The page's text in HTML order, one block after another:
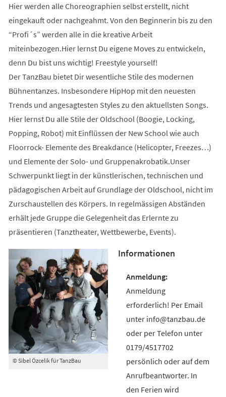
Hier werden alle Choreographien selbst erstellt, nicht
eingekauft oder nachgeahmt. Von den Beginnerin bis zu den
“Profi´s” werden alle in die kreative Arbeit
miteinbezogen.Hier lernst Du eigene Moves zu entwickeln,
denn Du bist uns wichtig! Freestyle yourself!
Der TanzBau bietet Dir wesentliche Stile des modernen
Bühnentanzes. Insbesondere HipHop mit den neuesten
Trends und angesagtesten Styles zu den aktuellsten Songs.
Hier lernst Du alle Stile der Oldschool (Boogie, Locking,
Popping, Robot) mit Einflüssen der New School wie auch
Floorrock- Elemente des Breakdance (Helicopter, Freezes…)
und Elemente der Solo- und Gruppenakrobatik.Unser
Schwerpunkt liegt in der künstlerischen, technischen und
pädagogischen Arbeit auf Grundlage der Oldschool, nicht im
Zurschaustellen des Körpers. In regelmässigen Abständen
erhält jede Gruppe die Gelegenheit das Erlernte zu
präsentieren (Tanztheater, Wettbewerbe, Events).
© Sibel Özcelik für TanzBau
Informationen
Anmeldung
erforderlich! Per Email
unter info@tanzbau.de
oder per Telefon unter
0179/4517702
persönlich oder auf dem
Anrufbeantworter. In
den Ferien wird